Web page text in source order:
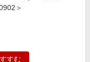
＞
すむ